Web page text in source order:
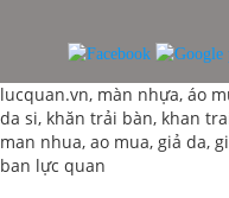
lucquan.vn, màn nhựa, áo
da si, khăn trải bàn, khan
man nhua, ao mua, giả da,
ban lực quan